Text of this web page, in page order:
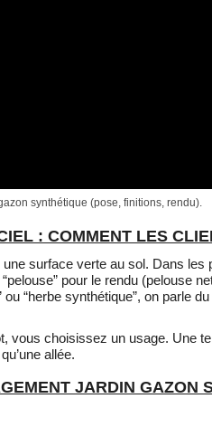
synthétique (pose, finitions, rendu).
: COMMENT LES
surface verte au sol. Dans les
pour le rendu (pelouse
ou “herbe synthétique”, on parle
choisissez un usage. Une
allée.
JARDIN GAZON